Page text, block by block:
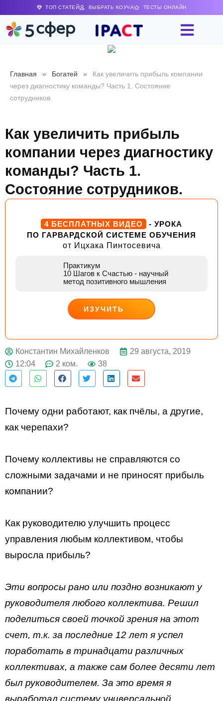
ТОП СТАТЕЙ ВЫБРАТЬ КОУЧА ТЕСТЫ ОНЛАЙН
Главная » Богатей »
Как увеличить прибыль компании
через диагностику команды? Часть 1. Состояние
сотрудников.
Как увеличить прибыль
компании через диагностику
команды? Часть 1.
Состояние сотрудников.
4 БЕСПЛАТНЫХ ВИДЕО
- УРОКА
ПО ГАРВАРДСКОЙ СИСТЕМЕ ОБУЧЕНИЯ
от Ицхака Пинтосевича
Практикум
10 Шагов к Счастью - научный
метод позитивного мышления
ИЗУЧИТЬ
ДЕЙСТВУЙ
Константин Михайленков
29 августа, 2019
12:04
2 ком. 38
Почему одни работают, как пчёлы, а другие,
как черепахи?
Почему коллективы не справляются со
сложными задачами и не приносят прибыль
компании?
Как руководителю улучшить процесс
управления любым коллективом, чтобы
выросла прибыль?
Эти вопросы рано или поздно возникают у
руководителя любого коллектива. Решил
поделиться своей точкой зрения на этот
счет, т.к. за последние 12 лет я успел
поработать в тринадцати различных
коллективах, а также сам более десяти лет
был руководителем. За это время я
выработал систему универсальной